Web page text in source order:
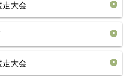
走大会
走大会